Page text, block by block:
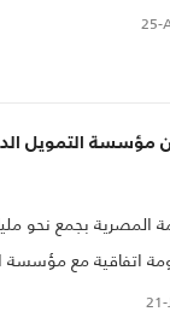
تنشئة تربوية، يخضع
25-
مؤسسة التمويل
بجمع نحو
اتفاقية مع مؤسسة
في بيع أصول